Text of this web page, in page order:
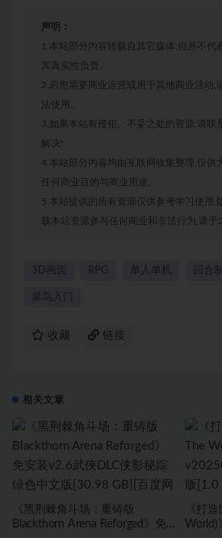
声明：
1.本站部分内容转载自其它媒体,但并不代
其真实性负责。
2.若您需要商业运营或用于其他商业活动,
法使用。
3.如果本站有侵犯、不妥之处的资源,请联
解决!
4.本站部分内容均由互联网收集整理,仅供
任何商业目的与商业用途。
5.本站提供的所有资源仅供参考学习使用,
载本站资源参与任何商业和非法行为,请于
3D画面 RPG 单人单机 回合制
菜鸟入门
收藏 链接
相关文章
《黑荆棘角斗场：重铸版
Blackthorn Arena Reforged》免
《打
World)